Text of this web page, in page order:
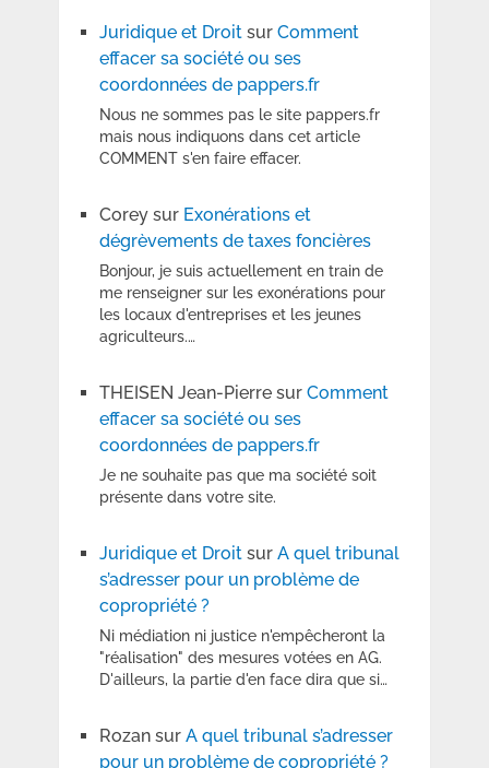
Juridique et Droitsur Comment
effacer sa société ou ses
coordonnées de pappers.fr
Nous ne sommes pas le site pappers.fr
mais nous indiquons dans cet article
COMMENT s'en faire effacer.
Coreysur Exonérations et
dégrèvements de taxes foncières
Bonjour, je suis actuellement en train de
me renseigner sur les exonérations pour
les locaux d'entreprises et les jeunes
agriculteurs.…
THEISEN Jean-Pierresur Comment
effacer sa société ou ses
coordonnées de pappers.fr
Je ne souhaite pas que ma société soit
présente dans votre site.
Juridique et Droitsur A quel tribunal
s’adresser pour un problème de
copropriété ?
Ni médiation ni justice n'empêcheront la
"réalisation" des mesures votées en AG.
D'ailleurs, la partie d'en face dira que si…
Rozansur A quel tribunal s’adresser
pour un problème de copropriété ?